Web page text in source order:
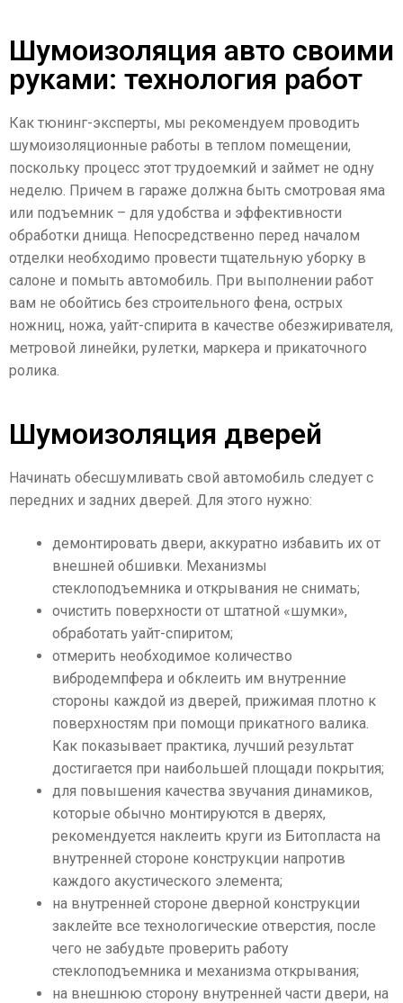
Шумоизоляция авто своими
руками: технология работ
Как тюнинг-эксперты, мы рекомендуем проводить
шумоизоляционные работы в теплом помещении,
поскольку процесс этот трудоемкий и займет не одну
неделю. Причем в гараже должна быть смотровая яма
или подъемник – для удобства и эффективности
обработки днища. Непосредственно перед началом
отделки необходимо провести тщательную уборку в
салоне и помыть автомобиль. При выполнении работ
вам не обойтись без строительного фена, острых
ножниц, ножа, уайт-спирита в качестве обезжиривателя,
метровой линейки, рулетки, маркера и прикаточного
ролика.
Шумоизоляция дверей
Начинать обесшумливать свой автомобиль следует с
передних и задних дверей. Для этого нужно:
демонтировать двери, аккуратно избавить их от
внешней обшивки. Механизмы
стеклоподъемника и открывания не снимать;
очистить поверхности от штатной «шумки»,
обработать уайт-спиритом;
отмерить необходимое количество
вибродемпфера и обклеить им внутренние
стороны каждой из дверей, прижимая плотно к
поверхностям при помощи прикатного валика.
Как показывает практика, лучший результат
достигается при наибольшей площади покрытия;
для повышения качества звучания динамиков,
которые обычно монтируются в дверях,
рекомендуется наклеить круги из Битопласта на
внутренней стороне конструкции напротив
каждого акустического элемента;
на внутренней стороне дверной конструкции
заклейте все технологические отверстия, после
чего не забудьте проверить работу
стеклоподъемника и механизма открывания;
на внешнюю сторону внутренней части двери, на